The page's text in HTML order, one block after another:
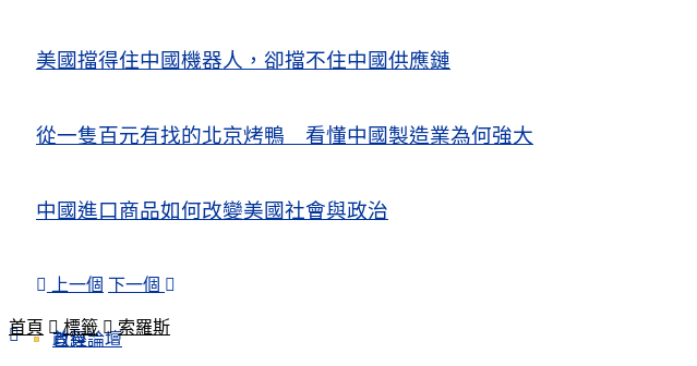
美國擋得住中國機器人，卻擋不住中國供應鏈
從一隻百元有找的北京烤鴨 看懂中國製造業為何強大
中國進口商品如何改變美國社會與政治
上一個 下一個
政經論壇
首頁
首頁 標籤 索羅斯